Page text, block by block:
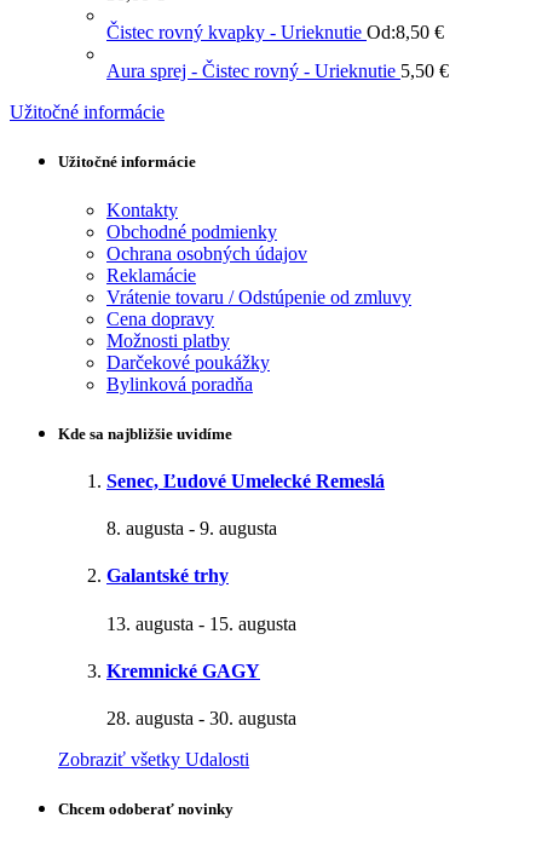
Čistec rovný kvapky - Urieknutie Od:8,50 €
Aura sprej - Čistec rovný - Urieknutie 5,50 €
Užitočné informácie
Užitočné informácie
Kontakty
Obchodné podmienky
Ochrana osobných údajov
Reklamácie
Vrátenie tovaru / Odstúpenie od zmluvy
Cena dopravy
Možnosti platby
Darčekové poukážky
Bylinková poradňa
Kde sa najbližšie uvidíme
Senec, Ľudové Umelecké Remeslá
8. augusta - 9. augusta
Galantské trhy
13. augusta - 15. augusta
Kremnické GAGY
28. augusta - 30. augusta
Zobraziť všetky Udalosti
Chcem odoberať novinky